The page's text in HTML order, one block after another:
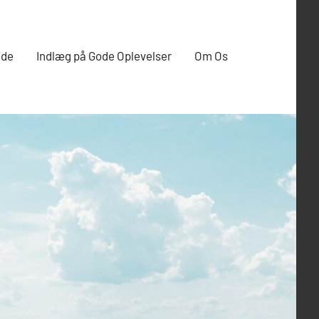
Indlæg på Gode Oplevelser Om Os